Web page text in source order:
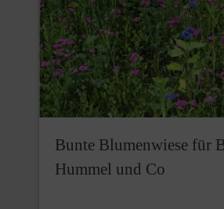
Bunte Blumenwiese für
Hummel und Co